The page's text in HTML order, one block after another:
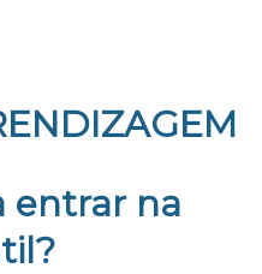
entrar na